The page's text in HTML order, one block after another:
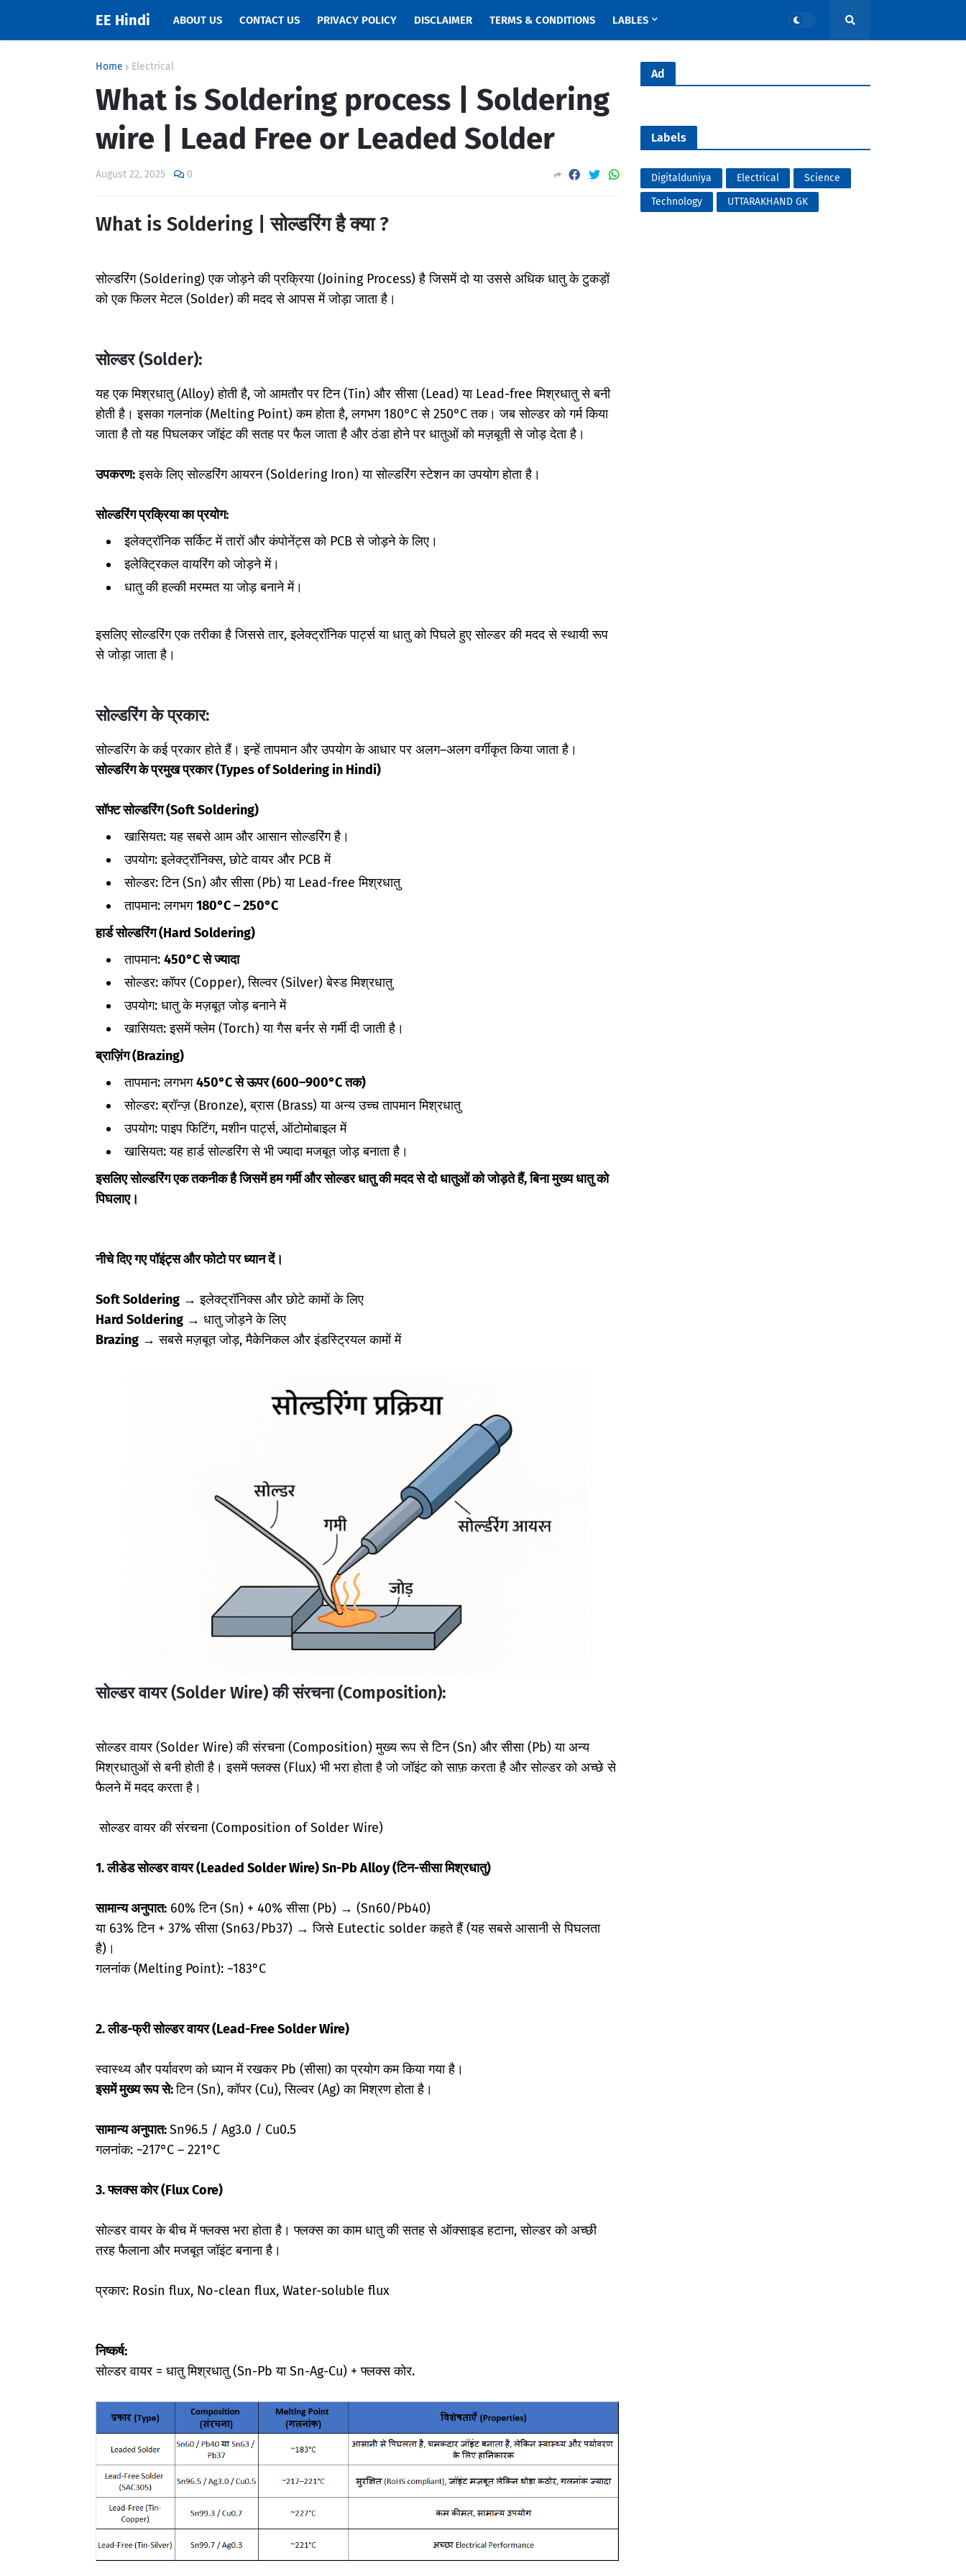
EE Hindi ABOUT US CONTACT US PRIVACY POLICY DISCLAIMER TERMS & CONDITIONS LABLES
Home Electrical
What is Soldering process | Soldering
wire | Lead Free or Leaded Solder
August 22, 2025 0
What is Soldering | सोल्डरिंग है क्या ?
सोल्डरिंग (Soldering) एक जोड़ने की प्रक्रिया (Joining Process) है जिसमें दो या उससे अधिक धातु के टुकड़ों
को एक फिलर मेटल (Solder) की मदद से आपस में जोड़ा जाता है।
सोल्डर (Solder):
यह एक मिश्रधातु (Alloy) होती है, जो आमतौर पर टिन (Tin) और सीसा (Lead) या Lead-free मिश्रधातु से बनी
होती है। इसका गलनांक (Melting Point) कम होता है, लगभग 180°C से 250°C तक। जब सोल्डर को गर्म किया
जाता है तो यह पिघलकर जॉइंट की सतह पर फैल जाता है और ठंडा होने पर धातुओं को मज़बूती से जोड़ देता है।
उपकरण:इसके लिए सोल्डरिंग आयरन (Soldering Iron) या सोल्डरिंग स्टेशन का उपयोग होता है।
सोल्डरिंग प्रक्रिया का प्रयोग:
इलेक्ट्रॉनिक सर्किट में तारों और कंपोनेंट्स को PCB से जोड़ने के लिए।
इलेक्ट्रिकल वायरिंग को जोड़ने में।
धातु की हल्की मरम्मत या जोड़ बनाने में।
इसलिए सोल्डरिंग एक तरीका है जिससे तार, इलेक्ट्रॉनिक पार्ट्स या धातु को पिघले हुए सोल्डर की मदद से स्थायी रूप
से जोड़ा जाता है।
सोल्डरिंग के प्रकार:
सोल्डरिंग के कई प्रकार होते हैं। इन्हें तापमान और उपयोग के आधार पर अलग–अलग वर्गीकृत किया जाता है।
सोल्डरिंग के प्रमुख प्रकार (Types of Soldering in Hindi)
सॉफ्ट सोल्डरिंग (Soft Soldering)
खासियत: यह सबसे आम और आसान सोल्डरिंग है।
उपयोग: इलेक्ट्रॉनिक्स, छोटे वायर और PCB में
सोल्डर: टिन (Sn) और सीसा (Pb) या Lead-free मिश्रधातु
तापमान: लगभग180°C – 250°C
हार्ड सोल्डरिंग (Hard Soldering)
तापमान: 450°C से ज्यादा
सोल्डर: कॉपर (Copper), सिल्वर (Silver) बेस्ड मिश्रधातु
उपयोग: धातु के मज़बूत जोड़ बनाने में
खासियत: इसमें फ्लेम (Torch) या गैस बर्नर से गर्मी दी जाती है।
ब्राज़िंग (Brazing)
तापमान: लगभग450°C से ऊपर (600–900°C तक)
सोल्डर: ब्रॉन्ज़ (Bronze), ब्रास (Brass) या अन्य उच्च तापमान मिश्रधातु
उपयोग: पाइप फिटिंग, मशीन पार्ट्स, ऑटोमोबाइल में
खासियत: यह हार्ड सोल्डरिंग से भी ज्यादा मजबूत जोड़ बनाता है।
इसलिए सोल्डरिंग एक तकनीक है जिसमें हम गर्मी और सोल्डर धातु की मदद से दो धातुओं को जोड़ते हैं, बिना मुख्य धातु को
पिघलाए।
नीचे दिए गए पॉइंट्स और फोटो पर ध्यान दें।
Soft Soldering → इलेक्ट्रॉनिक्स और छोटे कामों के लिए
Hard Soldering → धातु जोड़ने के लिए
Brazing → सबसे मज़बूत जोड़, मैकेनिकल और इंडस्ट्रियल कामों में
सोल्डर वायर (Solder Wire) की संरचना (Composition):
सोल्डर वायर (Solder Wire) की संरचना (Composition) मुख्य रूप से टिन (Sn) और सीसा (Pb) या अन्य
मिश्रधातुओं से बनी होती है। इसमें फ्लक्स (Flux) भी भरा होता है जो जॉइंट को साफ़ करता है और सोल्डर को अच्छे से
फैलने में मदद करता है।
सोल्डर वायर की संरचना (Composition of Solder Wire)
1. लीडेड सोल्डर वायर (Leaded Solder Wire) Sn-Pb Alloy (टिन-सीसा मिश्रधातु)
सामान्य अनुपात: 60% टिन (Sn) + 40% सीसा (Pb) → (Sn60/Pb40)
या 63% टिन + 37% सीसा (Sn63/Pb37) → जिसे Eutectic solder कहते हैं (यह सबसे आसानी से पिघलता
है)।
गलनांक (Melting Point): ~183°C
2. लीड-फ्री सोल्डर वायर (Lead-Free Solder Wire)
स्वास्थ्य और पर्यावरण को ध्यान में रखकर Pb (सीसा) का प्रयोग कम किया गया है।
इसमें मुख्य रूप से:टिन (Sn),कॉपर (Cu),सिल्वर (Ag) का मिश्रण होता है।
सामान्य अनुपात:Sn96.5 / Ag3.0 / Cu0.5
गलनांक: ~217°C – 221°C
3. फ्लक्स कोर (Flux Core)
सोल्डर वायर के बीच में फ्लक्स भरा होता है।फ्लक्स का काम धातु की सतह से ऑक्साइड हटाना, सोल्डर को अच्छी
तरह फैलाना और मजबूत जॉइंट बनाना है।
प्रकार: Rosin flux, No-clean flux, Water-soluble flux
निष्कर्ष:
सोल्डर वायर = धातु मिश्रधातु (Sn-Pb या Sn-Ag-Cu) + फ्लक्स कोर.
Ad
Labels
Digitalduniya Electrical
Science
Technology
UTTARAKHAND GK